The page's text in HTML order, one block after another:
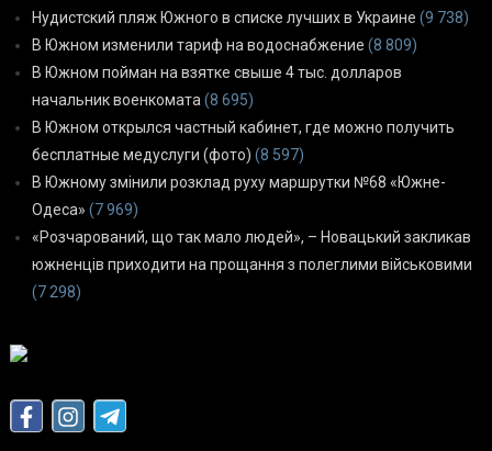
Нудистский пляж Южного в списке лучших в Украине (9 738)
В Южном изменили тариф на водоснабжение (8 809)
В Южном пойман на взятке свыше 4 тыс. долларов
начальник военкомата (8 695)
В Южном открылся частный кабинет, где можно получить
бесплатные медуслуги (фото) (8 597)
В Южному змінили розклад руху маршрутки №68 «Южне-
Одеса» (7 969)
«Розчарований, що так мало людей», – Новацький закликав
южненців приходити на прощання з полеглими військовими
(7 298)